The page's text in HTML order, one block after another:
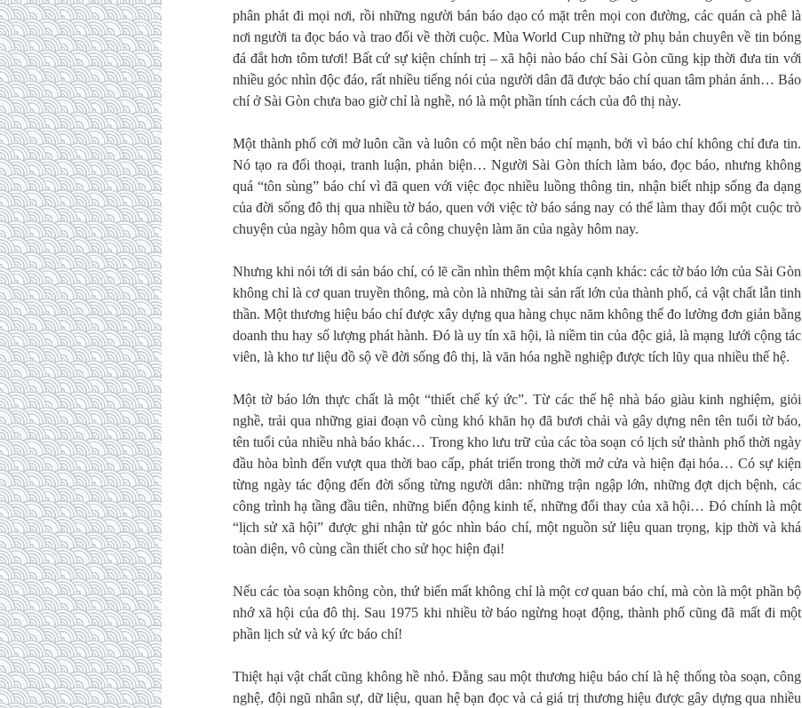
phân phát đi mọi nơi, rồi những người bán báo dạo có mặt trên mọi con đường, các quán cà phê là
nơi người ta đọc báo và trao đổi về thời cuộc. Mùa World Cup những tờ phụ bản chuyên về tin bóng
đá đắt hơn tôm tươi! Bất cứ sự kiện chính trị – xã hội nào báo chí Sài Gòn cũng kịp thời đưa tin với
nhiều góc nhìn độc đáo, rất nhiều tiếng nói của người dân đã được báo chí quan tâm phản ánh… Báo
chí ở Sài Gòn chưa bao giờ chỉ là nghề, nó là một phần tính cách của đô thị này.
Một thành phố cởi mở luôn cần và luôn có một nền báo chí mạnh, bởi vì báo chí không chỉ đưa tin.
Nó tạo ra đối thoại, tranh luận, phản biện… Người Sài Gòn thích làm báo, đọc báo, nhưng không
quá “tôn sùng” báo chí vì đã quen với việc đọc nhiều luồng thông tin, nhận biết nhịp sống đa dạng
của đời sống đô thị qua nhiều tờ báo, quen với việc tờ báo sáng nay có thể làm thay đổi một cuộc trò
chuyện của ngày hôm qua và cả công chuyện làm ăn của ngày hôm nay.
Nhưng khi nói tới di sản báo chí, có lẽ cần nhìn thêm một khía cạnh khác: các tờ báo lớn của Sài Gòn
không chỉ là cơ quan truyền thông, mà còn là những tài sản rất lớn của thành phố, cả vật chất lẫn tinh
thần. Một thương hiệu báo chí được xây dựng qua hàng chục năm không thể đo lường đơn giản bằng
doanh thu hay số lượng phát hành. Đó là uy tín xã hội, là niềm tin của độc giả, là mạng lưới cộng tác
viên, là kho tư liệu đồ sộ về đời sống đô thị, là văn hóa nghề nghiệp được tích lũy qua nhiều thế hệ.
Một tờ báo lớn thực chất là một “thiết chế ký ức”. Từ các thế hệ nhà báo giàu kinh nghiệm, giỏi
nghề, trải qua những giai đoạn vô cùng khó khăn họ đã bươi chải và gây dựng nên tên tuổi tờ báo,
tên tuổi của nhiều nhà báo khác… Trong kho lưu trữ của các tòa soạn có lịch sử thành phố thời ngày
đầu hòa bình đến vượt qua thời bao cấp, phát triển trong thời mở cửa và hiện đại hóa… Có sự kiện
từng ngày tác động đến đời sống từng người dân: những trận ngập lớn, những đợt dịch bệnh, các
công trình hạ tầng đầu tiên, những biến động kinh tế, những đổi thay của xã hội… Đó chính là một
“lịch sử xã hội” được ghi nhận từ góc nhìn báo chí, một nguồn sử liệu quan trọng, kịp thời và khá
toàn diện, vô cùng cần thiết cho sử học hiện đại!
Nếu các tòa soạn không còn, thứ biến mất không chỉ là một cơ quan báo chí, mà còn là một phần bộ
nhớ xã hội của đô thị. Sau 1975 khi nhiều tờ báo ngừng hoạt động, thành phố cũng đã mất đi một
phần lịch sử và ký ức báo chí!
Thiệt hại vật chất cũng không hề nhỏ. Đằng sau một thương hiệu báo chí là hệ thống tòa soạn, công
nghệ, đội ngũ nhân sự, dữ liệu, quan hệ bạn đọc và cả giá trị thương hiệu được gây dựng qua nhiều